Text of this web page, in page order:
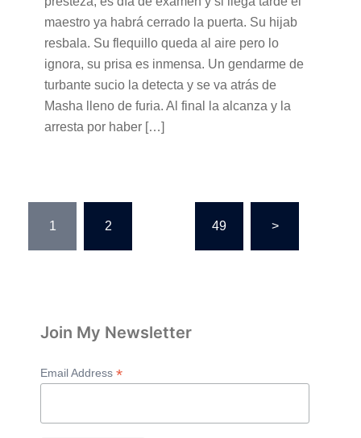
maestro ya habrá cerrado la puerta. Su hijab
resbala. Su flequillo queda al aire pero lo
ignora, su prisa es inmensa. Un gendarme de
turbante sucio la detecta y se va atrás de
Masha lleno de furia. Al final la alcanza y la
arresta por haber […]
pagination
1 2 49 >
Join My Newsletter
Email Address *